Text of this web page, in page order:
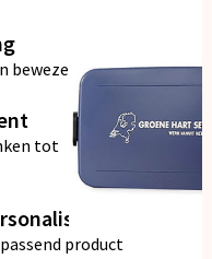
bewezen kwaliteit
tot
product